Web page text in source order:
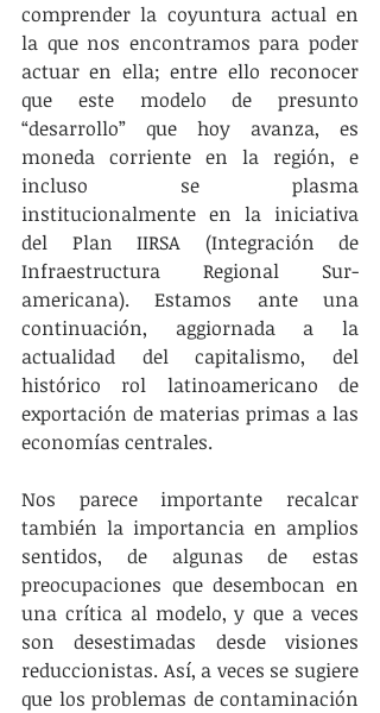
comprender la coyuntura actual en
la que nos encontramos para poder
actuar en ella; entre ello reconocer
que este modelo de presunto
“desarrollo” que hoy avanza, es
moneda corriente en la región, e
incluso se plasma
institucionalmente en la iniciativa
del Plan IIRSA (Integración de
Infraestructura Regional Sur-
americana). Estamos ante una
continuación, aggiornada a la
actualidad del capitalismo, del
histórico rol latinoamericano de
exportación de materias primas a las
economías centrales.
Nos parece importante recalcar
también la importancia en amplios
sentidos, de algunas de estas
preocupaciones que desembocan en
una crítica al modelo, y que a veces
son desestimadas desde visiones
reduccionistas. Así, a veces se sugiere
que los problemas de contaminación